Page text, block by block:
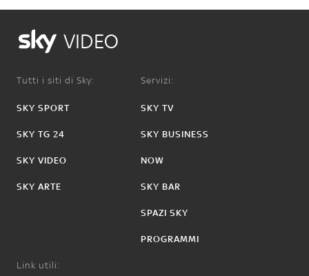
VIDEO
Tutti i siti di Sky:
SKY SPORT
SKY TG 24
SKY VIDEO
SKY ARTE
Servizi:
SKY TV
SKY BUSINESS
NOW
SKY BAR
SPAZI SKY
PROGRAMMI
Link utili: